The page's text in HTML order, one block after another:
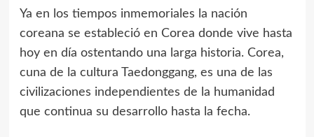
Ya en los tiempos inmemoriales la nación
coreana se estableció en Corea donde vive hasta
hoy en día ostentando una larga historia. Corea,
cuna de la cultura Taedonggang, es una de las
civilizaciones independientes de la humanidad
que continua su desarrollo hasta la fecha.